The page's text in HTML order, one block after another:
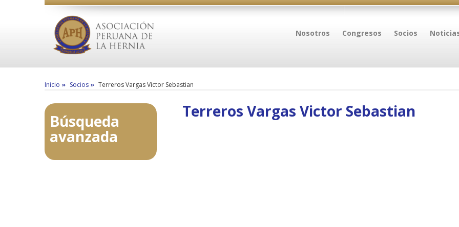
Nosotros Congresos Socios
Inicio Socios Terreros Vargas Victor Sebastian
Búsqueda
avanzada
Terreros Vargas Victor Sebastian